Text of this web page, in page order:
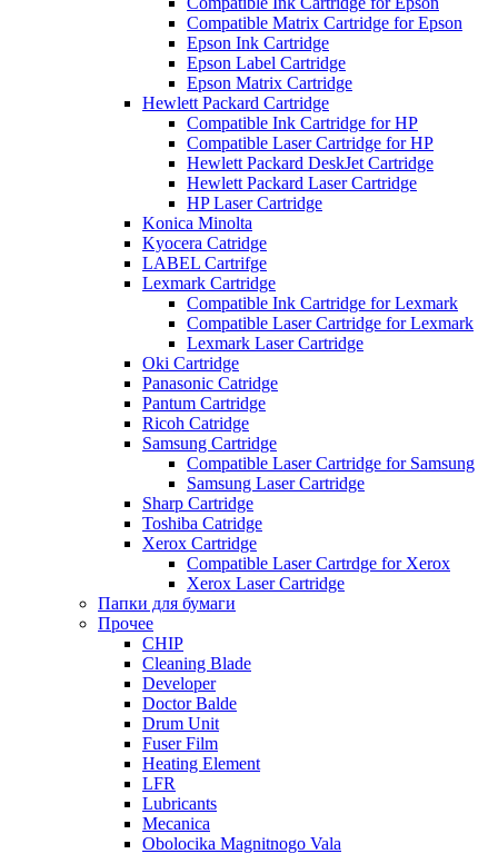
Compatible Matrix Cartridge for Epson
Epson Ink Cartridge
Epson Label Cartridge
Epson Matrix Cartridge
Hewlett Packard Cartridge
Compatible Ink Cartridge for HP
Compatible Laser Cartridge for HP
Hewlett Packard DeskJet Cartridge
Hewlett Packard Laser Cartridge
HP Laser Cartridge
Konica Minolta
Kyocera Catridge
LABEL Cartrifge
Lexmark Cartridge
Compatible Ink Cartridge for Lexmark
Compatible Laser Cartridge for Lexmark
Lexmark Laser Cartridge
Oki Cartridge
Panasonic Catridge
Pantum Cartridge
Ricoh Catridge
Samsung Cartridge
Compatible Laser Cartridge for Samsung
Samsung Laser Cartridge
Sharp Cartridge
Toshiba Catridge
Xerox Cartridge
Compatible Laser Cartrdge for Xerox
Xerox Laser Cartridge
Папки для бумаги
Прочее
CHIP
Cleaning Blade
Developer
Doctor Balde
Drum Unit
Fuser Film
Heating Element
LFR
Lubricants
Mecanica
Obolocika Magnitnogo Vala